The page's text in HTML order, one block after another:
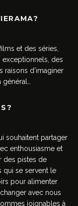
et des séries,
des
raisons d’imaginer
souhaitent partager
enthousiasme et
des pistes de
qui se servent le
pour alimenter
avec nous
joignables à